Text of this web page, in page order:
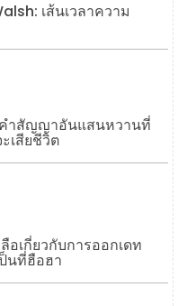
เส้นเวลาความ
ำสัญญาอันแสนหวานที่
เสียชีวิต
อเกี่ยวกับการออกเดท
ป็นที่ฮือฮา